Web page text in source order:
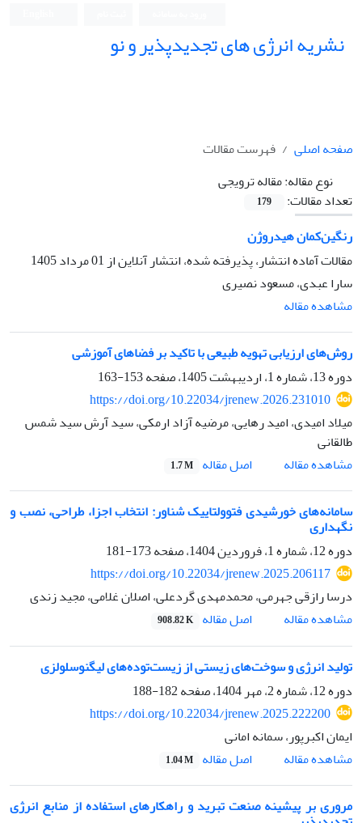
نشریه انرژی های تجدیدپذیر و نو
صفحه اصلی
فهرست مقالات
نوع مقاله:مقاله ترویجی
تعداد مقالات:
179
رنگین‌کمان هیدروژن
مقالات آماده انتشار، پذیرفته شده، انتشار آنلاین از01 مرداد 1405
سارا عبدی، مسعود نصیری
مشاهده مقاله
روش‌های ارزیابی تهویه طبیعی با تاکید بر فضاهای آموزشی
دوره 13، شماره 1، اردیبهشت 1405، صفحه
153-163
https://doi.org/10.22034/jrenew.2026.231010
میلاد امیدی، امید رهایی، مرضیه آزاد ارمکی، سید آرش سید شمس
طالقانی
مشاهده مقاله
اصل مقاله 1.7 M
سامانه‏‌های خورشیدی فتوولتاییک شناور: انتخاب اجزا، طراحی، نصب و
نگهداری
دوره 12، شماره 1، فروردین 1404، صفحه
173-181
https://doi.org/10.22034/jrenew.2025.206117
درسا رازقی جهرمی، محمد‌‌مهدی گردعلی، اصلان غلامی، مجید زندی
مشاهده مقاله
اصل مقاله 908.82 K
تولید انرژی و سوخت‌های زیستی از زیست‌تود‌ه‌های لیگنوسلولزی
دوره 12، شماره 2، مهر 1404، صفحه
182-188
https://doi.org/10.22034/jrenew.2025.222200
ایمان اکبرپور، سمانه امانی
مشاهده مقاله
اصل مقاله 1.04 M
مروری بر پیشینه صنعت تبرید و راهکارهای استفاده از منابع انرژی